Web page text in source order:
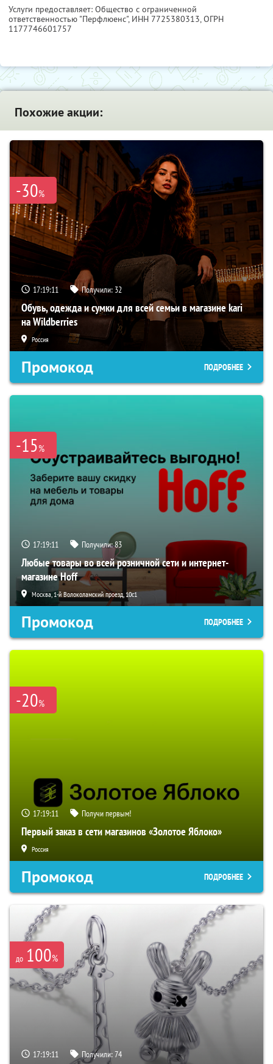
Услуги предоставляет: Общество с ограниченной
ответственностью "Перфлюенс", ИНН 7725380313, ОГРН
1177746601757
Похожие акции:
-30%
17:19:10 Получили: 32
Обувь, одежда и сумки для всей семьи в магазине kari
на Wildberries
Россия
Промокод ПОДРОБНЕЕ
-15%
17:19:10 Получили:83
Любые товары во всей розничной сети и интернет-
магазине Hoff
Москва, 1-й Волоколамский проезд, 10с1
Промокод ПОДРОБНЕЕ
-20%
17:19:10 Получи первым!
Первый заказ в сети магазинов «Золотое Яблоко»
Россия
Промокод ПОДРОБНЕЕ
до 100%
17:19:10 Получили:74